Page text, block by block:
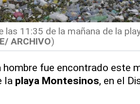
las 11:35 de la mañana de la
ARCHIVO)
hombre fue encontrado este
la playa Montesinos, en el